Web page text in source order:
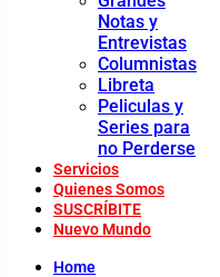
Notas y
Entrevistas
Columnistas
Libreta
Peliculas y
Series para
no Perderse
Servicios
Quienes Somos
SUSCRÍBITE
Nuevo Mundo
Home